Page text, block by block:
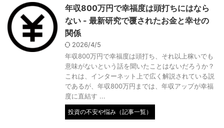
年収800万円で幸福度は頭打ちにはなら
ない - 最新研究で覆されたお金と幸せの
関係
2026/4/5
年収800万円で幸福度は頭打ち、それ以上稼いでも
意味がないという話を聞いたことはないだろうか？
これは、インターネット上で広く解説されている説
であるが、年収800万円までは、年収アップが幸福
度に直結す ...
投資の不安や悩み（記事一覧）